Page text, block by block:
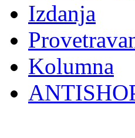
Izdanja
Kolumna